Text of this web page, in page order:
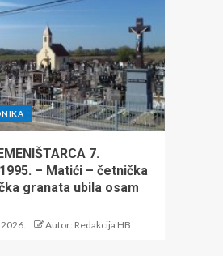
7.
– Matići – četnička
granata ubila osam
Autor: Redakcija HB